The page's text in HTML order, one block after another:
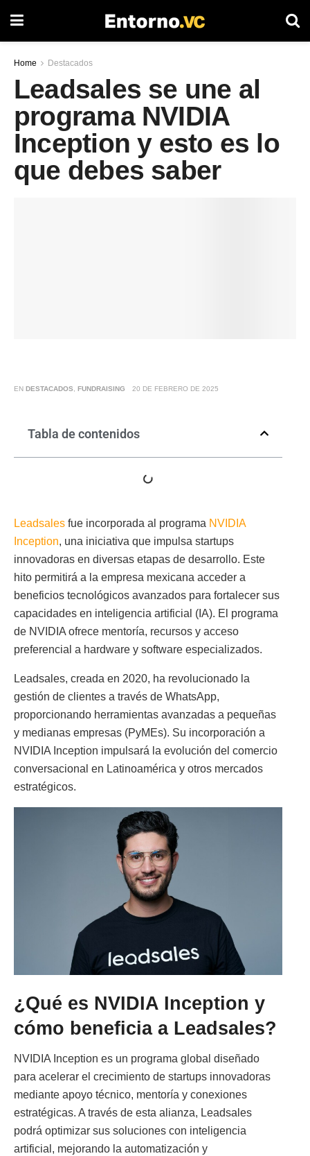
Home Destacados
Leadsales se une al
programa NVIDIA
Inception y esto es lo
que debes saber
EN DESTACADOS FUNDRAISING 20 DE FEBRERO DE 2025
Tabla de contenidos
Leadsales fue incorporada al programa NVIDIA
Inception, una iniciativa que impulsa startups
innovadoras en diversas etapas de desarrollo. Este
hito permitirá a la empresa mexicana acceder a
beneficios tecnológicos avanzados para fortalecer sus
capacidades en inteligencia artificial (IA). El programa
de NVIDIA ofrece mentoría, recursos y acceso
preferencial a hardware y software especializados.
Leadsales, creada en 2020, ha revolucionado la
gestión de clientes a través de WhatsApp,
proporcionando herramientas avanzadas a pequeñas
y medianas empresas (PyMEs). Su incorporación a
NVIDIA Inception impulsará la evolución del comercio
conversacional en Latinoamérica y otros mercados
estratégicos.
¿Qué es NVIDIA Inception y
cómo beneficia a Leadsales?
NVIDIA Inception es un programa global diseñado
para acelerar el crecimiento de startups innovadoras
mediante apoyo técnico, mentoría y conexiones
estratégicas. A través de esta alianza, Leadsales
podrá optimizar sus soluciones con inteligencia
artificial, mejorando la automatización y